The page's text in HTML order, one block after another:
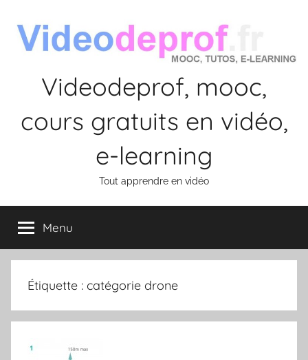
contenu
Videodeprof, mooc,
cours gratuits en vidéo,
e-learning
Tout apprendre en vidéo
Menu
Étiquette : catégorie drone